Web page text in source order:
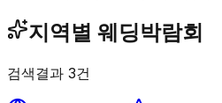
지역별 웨딩박람회
검색결과 3건